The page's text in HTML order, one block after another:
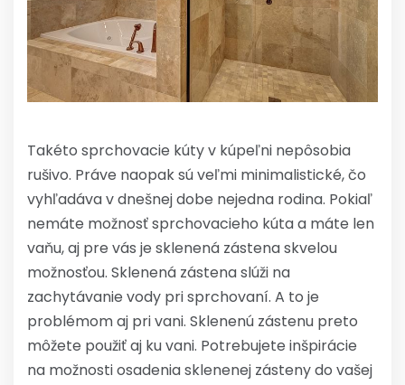
Takéto sprchovacie kúty v kúpeľni nepôsobia
rušivo. Práve naopak sú veľmi minimalistické, čo
vyhľadáva v dnešnej dobe nejedna rodina. Pokiaľ
nemáte možnosť sprchovacieho kúta a máte len
vaňu, aj pre vás je sklenená zástena skvelou
možnosťou. Sklenená zástena slúži na
zachytávanie vody pri sprchovaní. A to je
problémom aj pri vani. Sklenenú zástenu preto
môžete použiť aj ku vani. Potrebujete inšpirácie
na možnosti osadenia sklenenej zásteny do vašej